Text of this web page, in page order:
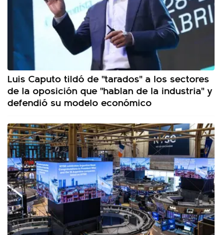
Luis Caputo tildó de "tarados" a los sectores
de la oposición que "hablan de la industria" y
defendió su modelo económico